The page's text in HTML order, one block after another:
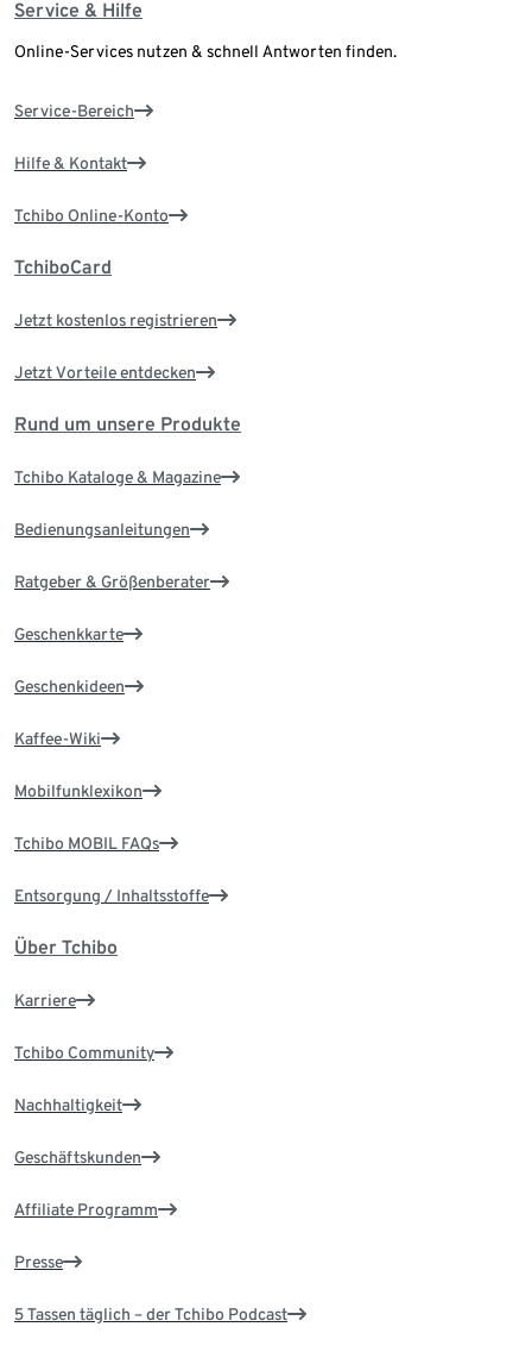
Service & Hilfe
Online-Services nutzen & schnell Antworten finden.
Service-Bereich
Hilfe & Kontakt
Tchibo Online-Konto
TchiboCard
Jetzt kostenlos registrieren
Jetzt Vorteile entdecken
Rund um unsere Produkte
Tchibo Kataloge & Magazine
Bedienungsanleitungen
Ratgeber & Größenberater
Geschenkkarte
Geschenkideen
Kaffee-Wiki
Mobilfunklexikon
Tchibo MOBIL FAQs
Entsorgung / Inhaltsstoffe
Über Tchibo
Karriere
Tchibo Community
Nachhaltigkeit
Geschäftskunden
Affiliate Programm
Presse
5 Tassen täglich – der Tchibo Podcast